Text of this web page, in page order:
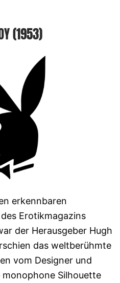
(1953)
erkennbaren
Erotikmagazins
der Herausgeber Hugh
das weltberühmte
vom Designer und
Silhouette